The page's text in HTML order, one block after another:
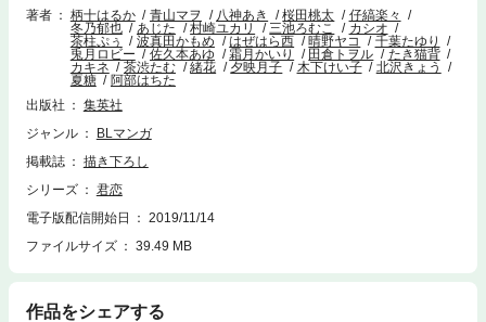
［雨が降る］宵マチ
著者 柄十はるか 青山マヲ 八神あき 桜田桃太
仔縞楽々
冬乃郁也
あじた 村崎ユカリ 三池ろむこ
カシオ
茶柱ぷぅ
波真田かもめ はぜはら西 晴野ヤコ
千葉たゆり
兎月ロビー
佐久本あゆ 霜月かいり 田倉トヲル
たき猫背
カキネ
茶渋たむ 緒花 夕映月子 木下けい子
北沢きょう
夏糖
阿部はちた
出版社
集英社
ジャンル
BLマンガ
掲載誌
描き下ろし
シリーズ
君恋
電子版配信開始日
2019/11/14
ファイルサイズ
39.49 MB
作品をシェアする